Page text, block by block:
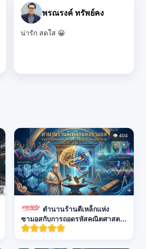
👁 404
ตำนานร้านตีเหล็กแห่ง
ซามอสกับการถอดรหัสคณิตศาสตร์
ในคลื่นเสียงของพีทาโกรัส